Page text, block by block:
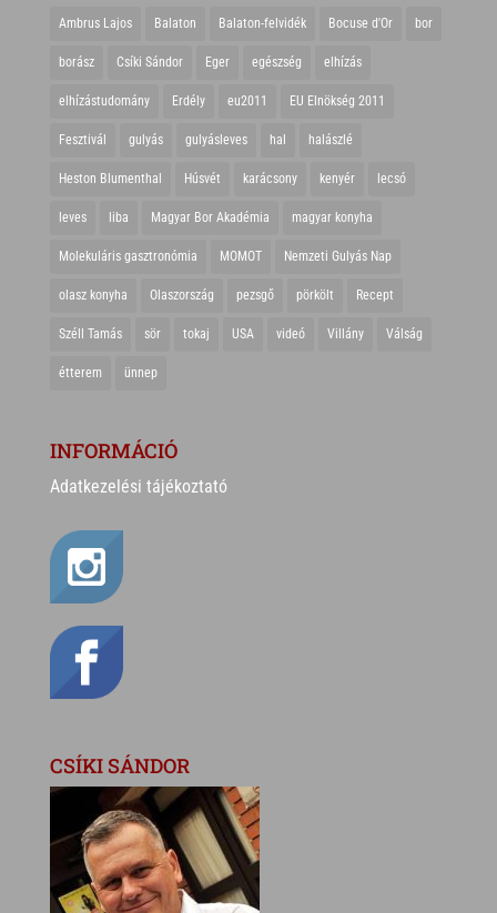
Ambrus Lajos Balaton Balaton-felvidék Bocuse d'Or bor
borász Csíki Sándor Eger egészség elhízás
elhízástudomány Erdély eu2011 EU Elnökség 2011
Fesztivál gulyás gulyásleves hal halászlé
Heston Blumenthal Húsvét karácsony kenyér lecsó
leves liba Magyar Bor Akadémia magyar konyha
Molekuláris gasztronómia MOMOT Nemzeti Gulyás Nap
olasz konyha Olaszország pezsgő pörkölt Recept
Széll Tamás sör tokaj USA videó Villány Válság
étterem ünnep
INFORMÁCIÓ
Adatkezelési tájékoztató
CSÍKI SÁNDOR